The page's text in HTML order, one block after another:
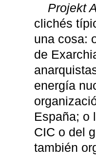
Projekt
clichés
una cosa:
de
energía
España; o
CIC o del
también